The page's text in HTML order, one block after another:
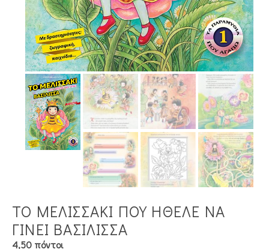
ΤΟ ΜΕΛΙΣΣΑΚΙ ΠΟΥ ΗΘΕΛΕ ΝΑ
ΓΙΝΕΙ ΒΑΣΙΛΙΣΣΑ
4,50 πόντοι